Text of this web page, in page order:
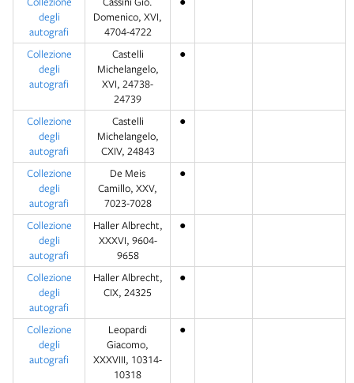
degli
autografi
Domenico, XVI,
4704-4722
Collezione
degli
autografi
Castelli
Michelangelo,
XVI, 24738-
24739
●
Collezione
degli
autografi
Castelli
Michelangelo,
CXIV, 24843
●
Collezione
degli
autografi
De Meis
Camillo, XXV,
7023-7028
●
Collezione
degli
autografi
Haller Albrecht,
XXXVI, 9604-
9658
●
Collezione
degli
autografi
Haller Albrecht,
CIX, 24325
●
Collezione
degli
autografi
Leopardi
Giacomo,
XXXVIII, 10314-
10318
●